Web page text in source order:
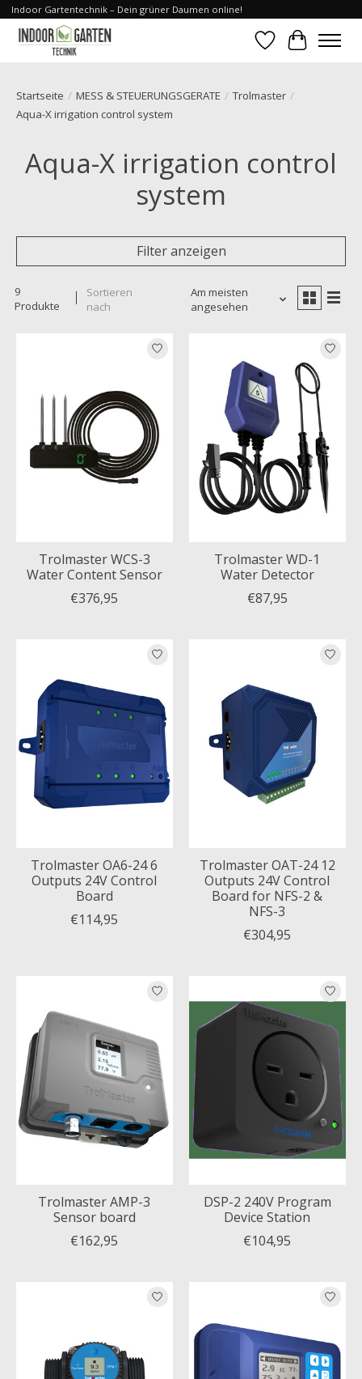
Indoor Gartentechnik – Dein grüner Daumen online!
Wunschzettel
Ihr
Startseite / MESS & STEUERUNGSGERATE / Trolmaster /
Aqua-X irrigation control system
Aqua-X irrigation control
system
Filter anzeigen
9
Produkte
Sortieren
nach
Am meisten
angesehen
Trolmaster WCS-3
Water Content Sensor
€376,95
Trolmaster WD-1
Water Detector
€87,95
Trolmaster OA6-24 6
Outputs 24V Control
Board
€114,95
Trolmaster OAT-24 12
Outputs 24V Control
Board for NFS-2 &
NFS-3
€304,95
Trolmaster AMP-3
Sensor board
€162,95
DSP-2 240V Program
Device Station
€104,95